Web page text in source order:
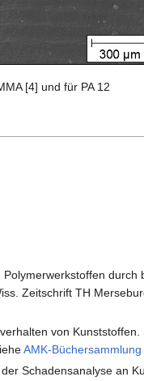
[4] und für PA 12
durch
Zeitschrift TH
von
AMK-Büchersammlung
Schadensanalyse an